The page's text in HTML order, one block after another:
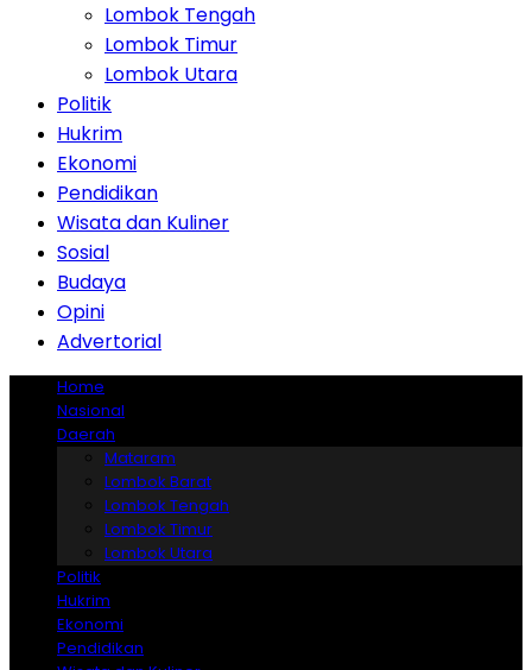
Lombok Tengah
Lombok Timur
Lombok Utara
Politik
Hukrim
Ekonomi
Pendidikan
Wisata dan Kuliner
Sosial
Budaya
Opini
Advertorial
Home
Nasional
Daerah
Mataram
Lombok Barat
Lombok Tengah
Lombok Timur
Lombok Utara
Politik
Hukrim
Ekonomi
Pendidikan